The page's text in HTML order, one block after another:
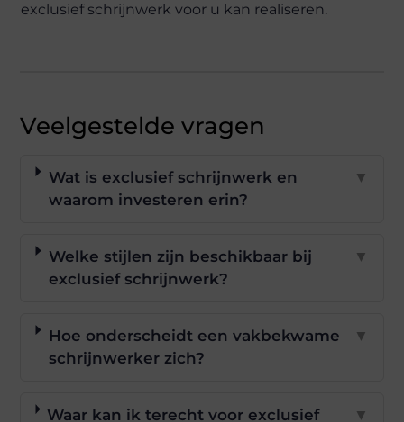
exclusief schrijnwerk voor u kan realiseren.
Veelgestelde vragen
Wat is exclusief schrijnwerk en
waarom investeren erin?
▼
Welke stijlen zijn beschikbaar bij
exclusief schrijnwerk?
▼
Hoe onderscheidt een vakbekwame
schrijnwerker zich?
▼
Waar kan ik terecht voor exclusief
▼